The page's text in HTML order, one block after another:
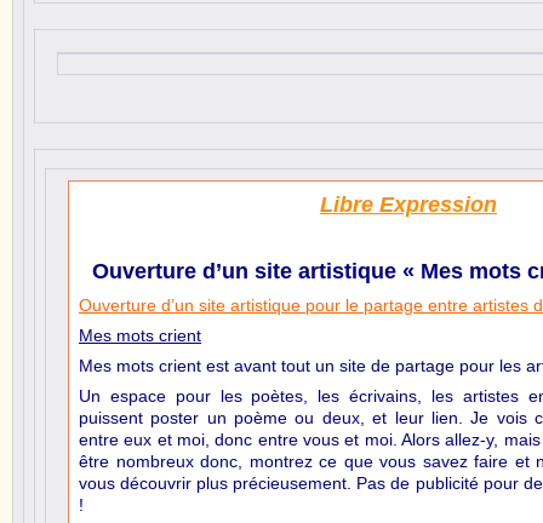
Libre Expression
Ouverture d’un site artistique « Mes mots
Ouverture d’un site artistique pour le partage entre artistes
Mes mots crient
Mes mots crient est avant tout un site de partage pour les
Un espace pour les poètes, les écrivains, les artistes
puissent poster un poème ou deux, et leur lien. Je vois
entre eux et moi, donc entre vous et moi. Alors allez-y,
être nombreux donc, montrez ce que vous savez faire et
vous découvrir plus précieusement. Pas de publicité pour
!